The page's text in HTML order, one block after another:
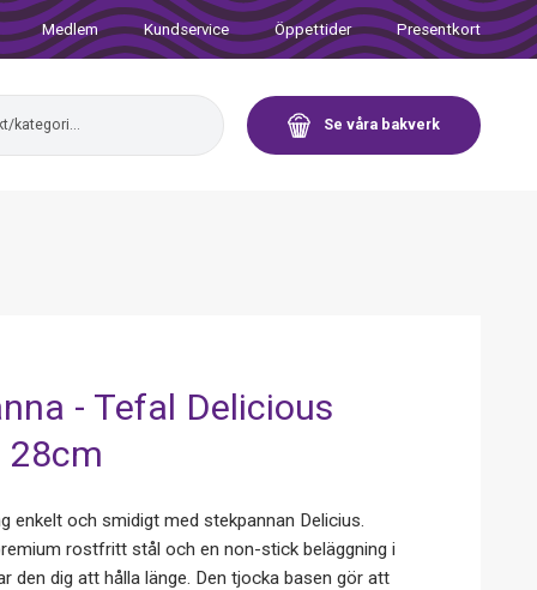
Medlem Kundservice Öppettider Presentkort
Se våra bakverk
- Tefal Delicious
28cm
enkelt och smidigt med stekpannan Delicius.
rostfritt stål och en non-stick beläggning i
den dig att hålla länge. Den tjocka basen gör att